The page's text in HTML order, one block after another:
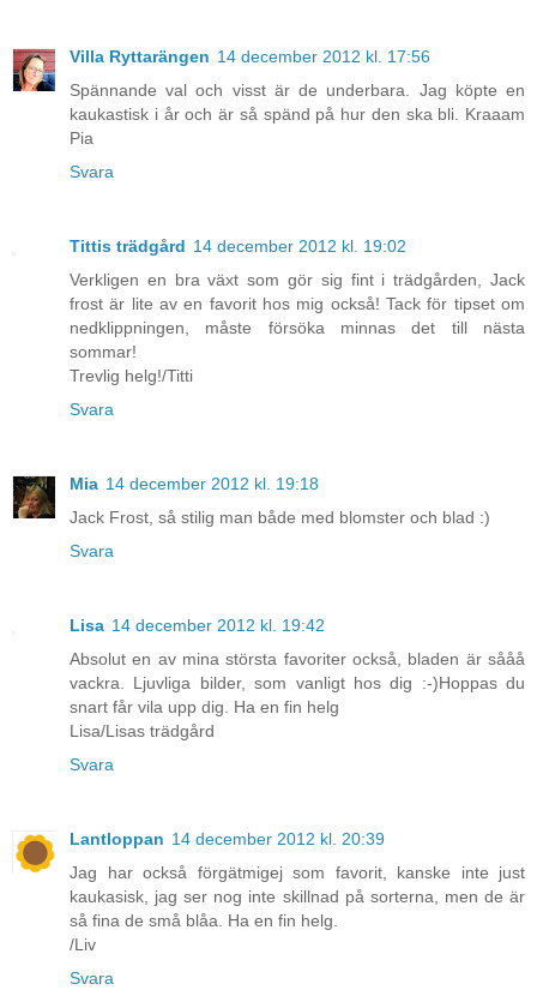
Villa Ryttarängen 14 december 2012 kl. 17:56
Spännande val och visst är de underbara. Jag köpte en
kaukastisk i år och är så spänd på hur den ska bli. Kraaam
Pia
Svara
Tittis trädgård 14 december 2012 kl. 19:02
Verkligen en bra växt som gör sig fint i trädgården, Jack
frost är lite av en favorit hos mig också! Tack för tipset om
nedklippningen, måste försöka minnas det till nästa
sommar!
Trevlig helg!/Titti
Svara
Mia 14 december 2012 kl. 19:18
Jack Frost, så stilig man både med blomster och blad :)
Svara
Lisa 14 december 2012 kl. 19:42
Absolut en av mina största favoriter också, bladen är sååå
vackra. Ljuvliga bilder, som vanligt hos dig :-)Hoppas du
snart får vila upp dig. Ha en fin helg
Lisa/Lisas trädgård
Svara
Lantloppan 14 december 2012 kl. 20:39
Jag har också förgätmigej som favorit, kanske inte just
kaukasisk, jag ser nog inte skillnad på sorterna, men de är
så fina de små blåa. Ha en fin helg.
/Liv
Svara